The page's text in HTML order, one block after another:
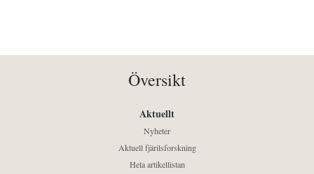
Översikt
Aktuellt
Nyheter
Aktuell fjärilsforskning
Hela artikellistan